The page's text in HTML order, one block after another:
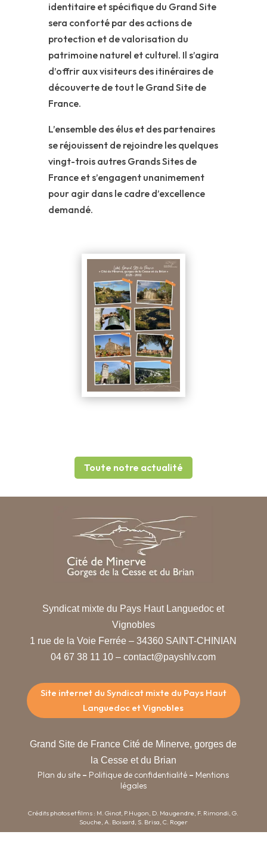
identitaire et spécifique du Grand Site
sera conforté par des actions de
protection et de valorisation du
patrimoine naturel et culturel. Il s’agira
d’offrir aux visiteurs des itinéraires de
découverte de tout le Grand Site de
France.
L’ensemble des élus et des partenaires
se réjouissent de rejoindre les quelques
vingt-trois autres Grands Sites de
France et s’engagent unanimement
pour agir dans le cadre d’excellence
demandé.
Toute notre actualité
Syndicat mixte du Pays Haut Languedoc et
Vignobles
1 rue de la Voie Ferrée – 34360 SAINT-CHINIAN
04 67 38 11 10 – contact@payshlv.com
Site internet du Syndicat mixte du Pays Haut
Languedoc et Vignobles
Grand Site de France Cité de Minerve, gorges de
la Cesse et du Brian
Plan du site – Politique de confidentialité – Mentions
légales
Crédits photos et films : M. Ginot, P.Hugon, D. Maugendre, F. Rimondi, G.
Souche, A. Boisard, S. Brisa, C. Roger